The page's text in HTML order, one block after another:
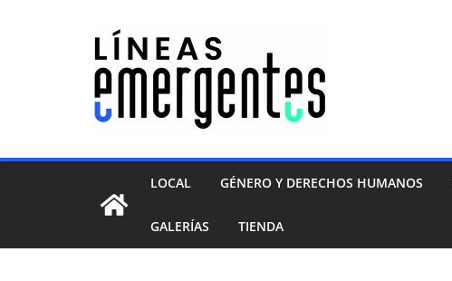
LOCAL GÉNERO Y DERECHOS HUMANOS
GALERÍAS TIENDA